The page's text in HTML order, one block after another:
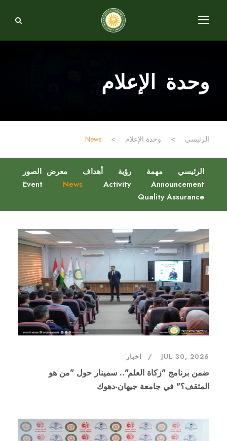
وحدة الإعلام
الرئيسي > وحدة الإعلام >
News
الرئيسي مهمة رؤية أهداف
معرض الصور
Event
News Activity
Announcement
Quality Assurance
JUL 30, 2026 اخبار
ضمن برنامج "زكاة العلم".. سمينار حول "من هو
المثقف؟" في جامعة جيهان-دهوك